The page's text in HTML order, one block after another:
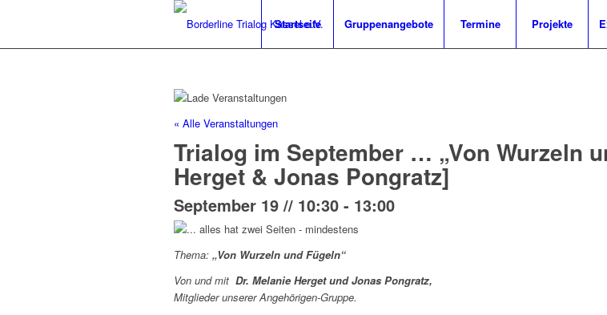
Startseite Gruppenangebote Termine Projekte
« Alle Veranstaltungen
Trialog im September … „Von Wurzeln
Herget & Jonas Pongratz]
September 19 // 10:30 - 13:00
Thema: „Von Wurzeln und Fügeln“
Von und mit Dr. Melanie Herget und Jonas Pongratz,
Mitglieder unserer Angehörigen-Gruppe.